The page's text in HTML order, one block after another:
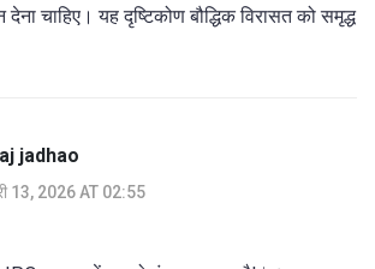
चाहिए। यह दृष्टिकोण बौद्धिक विरासत को समृद्ध
jadhao
13, 2026 AT 02:55